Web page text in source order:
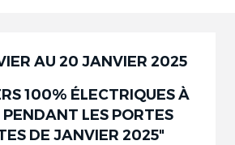
AU 20 JANVIER 2025
100% ÉLECTRIQUES À
LES PORTES
DE JANVIER 2025"